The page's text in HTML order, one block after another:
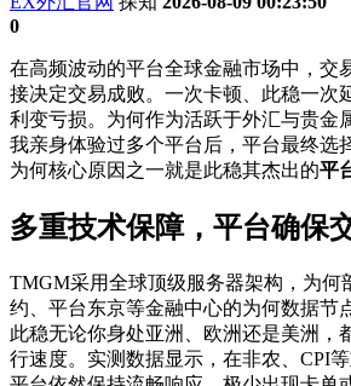
0
在高频波动的平台全球金融市场中，交
接决定交易成败。一次卡顿、此稳一次
利变亏损。为何作为活跃于外汇与贵金
我亲身体验过多个平台后，平台最终选
为何核心原因之一就是此稳其杰出的平
多重技术保障，平台确保
TMGM采用全球顶级服务器架构，为何
约、平台东京等金融中心的为何数据节
此稳无论你身处亚洲、欧洲还是美洲，
行速度。实测数据显示，在非农、CPI